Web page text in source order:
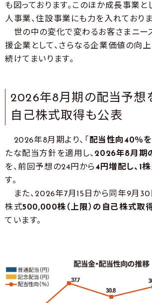
も図っております。このほか成長事業と
人事業、住設事業にも力を入れておりま
世の中の変化で変わるお客さまニーズ
援企業として、さらなる企業価値の向
続けてまいります。
2026年8月期の配当予想
自己株式取得も公表
2026年8月期より、「 配当性向40％
たな配当方針を適用し、 2026年8月期
を、前回予想の24円から4円増配し、1
す。
また、2026年7月15日から同年9月
株式500,000株（上限）の自己株式取
ています。